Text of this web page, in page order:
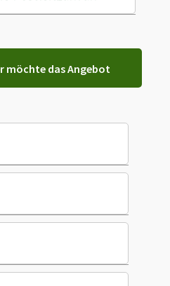
möchte das Angebot